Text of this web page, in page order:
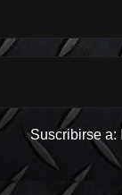
Suscribirse a: